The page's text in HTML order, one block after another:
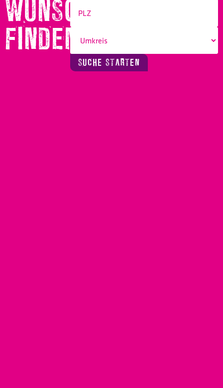
WUNSCHBERUF
FINDEN!
SUCHE STARTEN